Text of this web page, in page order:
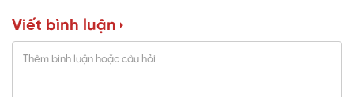
Viết bình luận